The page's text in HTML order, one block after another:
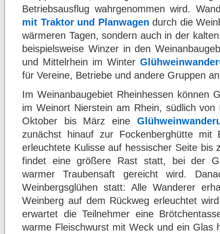
Betriebsausflug wahrgenommen wird.
mit Traktor und Planwagen durch die
wärmeren Tagen, sondern auch in der
beispielsweise Winzer in den
und Mittelrhein im Winter
für Vereine, Betriebe und andere Gruppen
Im Weinanbaugebiet Rheinhessen können
im Weinort Nierstein am Rhein, südlich
Oktober bis März eine
zunächst hinauf zur Fockenberghütte
erleuchtete Kulisse auf hessischer Seite bis
findet eine größere Rast statt, bei der
warmer Traubensaft gereicht wird.
Weinbergsglühen statt: Alle Wanderer
Weinberg auf dem Rückweg erleuchtet
erwartet die Teilnehmer eine
warme Fleischwurst mit Weck und ein Glas